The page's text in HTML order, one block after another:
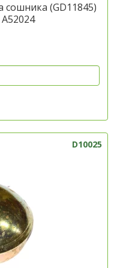
сошника (GD11845)
D10025